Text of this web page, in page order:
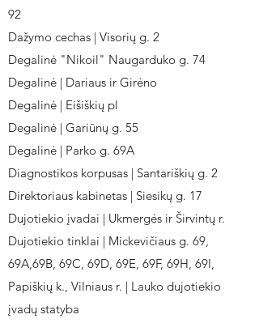
92
Dažymo cechas | Visorių g. 2
Degalinė "Nikoil" Naugarduko g. 74
Degalinė | Dariaus ir Girėno
Degalinė | Eišiškių pl
Degalinė | Gariūnų g. 55
Degalinė | Parko g. 69A
Diagnostikos korpusas | Santariškių g. 2
Direktoriaus kabinetas | Siesikų g. 17
Dujotiekio įvadai | Ukmergės ir Širvintų r.
Dujotiekio tinklai | Mickevičiaus g. 69,
69A,69B, 69C, 69D, 69E, 69F, 69H, 69I,
Papiškių k., Vilniaus r. | Lauko dujotiekio
įvadų statyba